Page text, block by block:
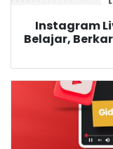
Instagram
Belajar,